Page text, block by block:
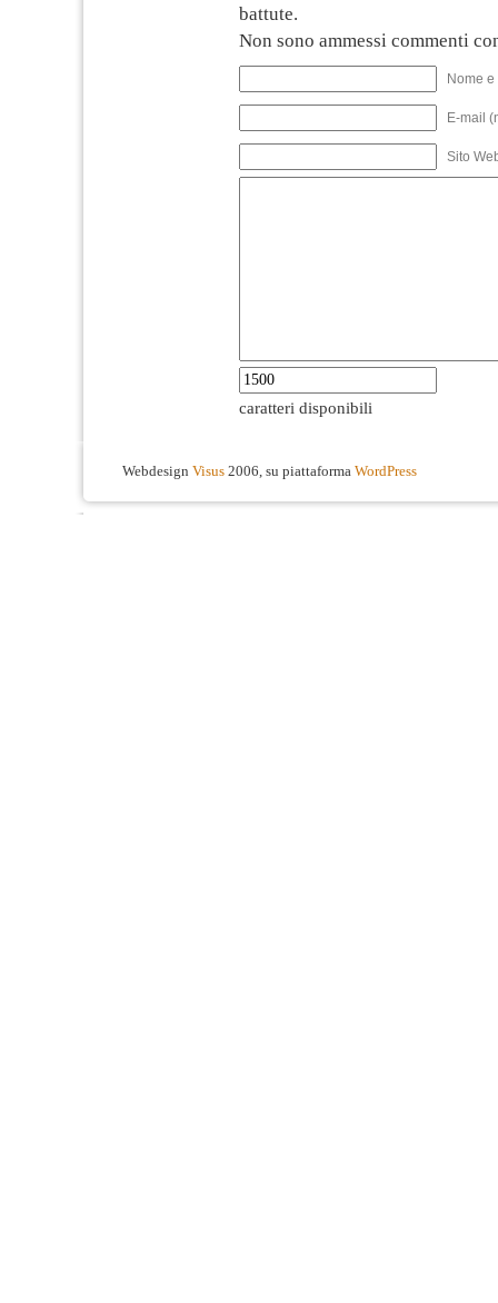
battute.
Non sono ammessi commenti
Nome
E-mail
Sito
caratteri disponibili
Webdesign Visus 2006, su piattaforma WordPress